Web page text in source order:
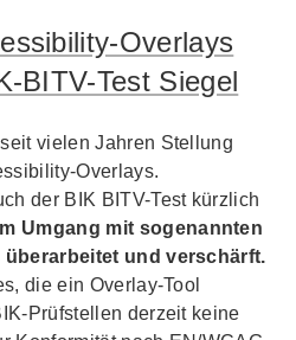
Overlays
BITV-Test Siegel
vielen Jahren Stellung
Overlays.
der BIK BITV-Test kürzlich
Umgang mit sogenannten
und verschärft.
die ein Overlay-Tool
Prüfstellen derzeit keine